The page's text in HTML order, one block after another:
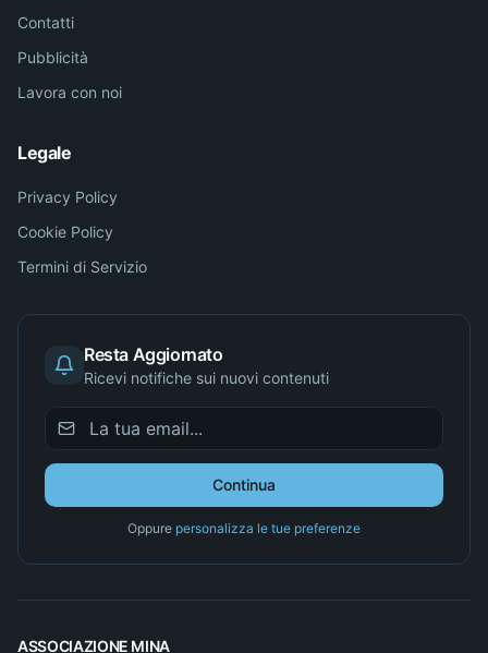
Contatti
Pubblicità
Lavora con noi
Legale
Privacy Policy
Cookie Policy
Termini di Servizio
Resta Aggiornato
Ricevi notifiche sui nuovi contenuti
Continua
Oppure personalizza le tue preferenze
ASSOCIAZIONE MINA